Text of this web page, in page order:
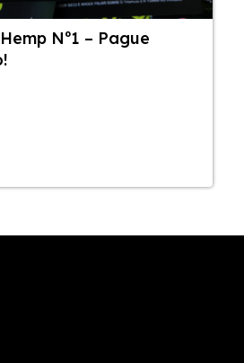
Nº1 – Pague